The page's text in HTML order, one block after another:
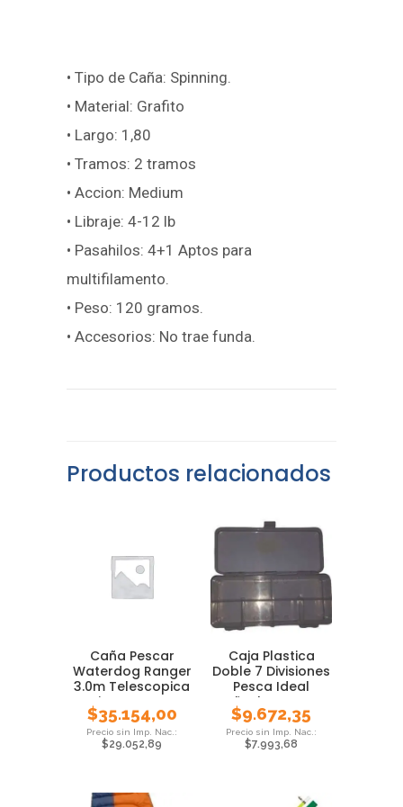
• Tipo de Caña: Spinning.
• Material: Grafito
• Largo: 1,80
• Tramos: 2 tramos
• Accion: Medium
• Libraje: 4-12 lb
• Pasahilos: 4+1 Aptos para
multifilamento.
• Peso: 120 gramos.
• Accesorios: No trae funda.
Productos relacionados
Caña Pescar
Waterdog Ranger
3.0m Telescopica
Pejerrey Carpa
$35.154,00
$29.052,89
Caja Plastica
Doble 7 Divisiones
Pesca Ideal
Señuelos Mosca
$9.672,35
$7.993,68